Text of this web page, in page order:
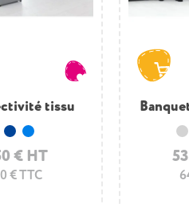
tissu
€ HT
€ TTC
clairfoncé
Bleu marine.
Bleu clair.